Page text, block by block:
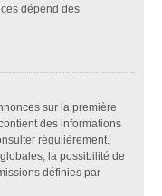
dépend des
sur la première
des informations
régulièrement.
la possibilité de
définies par